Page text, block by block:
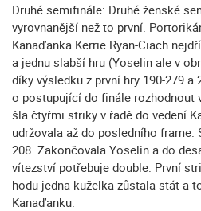
Druhé semifinále: Druhé ženské
vyrovnanější než to první.
Kanaďanka Kerrie Ryan-Ciach
a jednu slabší hru (Yoselin ale v
díky výsledku z první hry 190-279 a
o postupující do finále rozhodnout
šla čtyřmi striky v řadě do vedení
udržovala až do posledního
208. Zakončovala Yoselin a do
vítezství potřebuje double. První
hodu jedna kuželka zůstala stát a
Kanaďanku.